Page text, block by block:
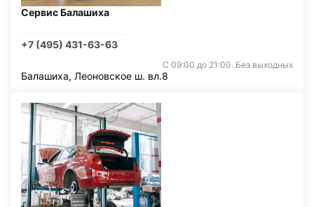
Сервис Балашиха
+7 (495) 431-63-63
С 09:00 до 21:00. Без выходных
Балашиха, Леоновское ш. вл.8